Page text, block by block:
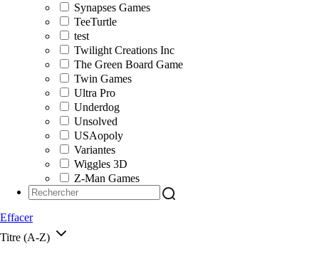
Synapses Games
TeeTurtle
test
Twilight Creations Inc
The Green Board Game
Twin Games
Ultra Pro
Underdog
Unsolved
USAopoly
Variantes
Wiggles 3D
Z-Man Games
Effacer
Titre (A-Z)